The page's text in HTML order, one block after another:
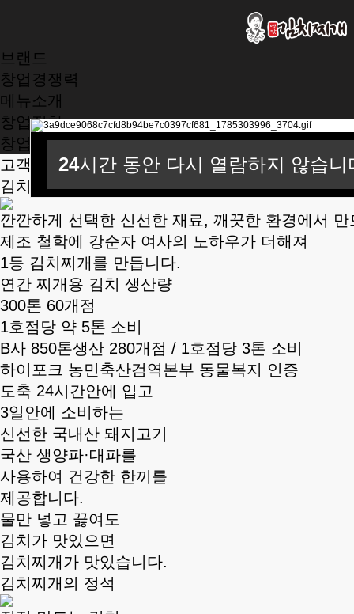
24시간 동안 다시 열람하지 않습니
24시간 동안 다시 열람하지 않습니
24시간 동안 다시 열람하지 않습니
브랜드
창업경쟁력
메뉴소개
창업절차
창업비용
고객이 선택한 No.1
김치찌개 브랜드
깐깐하게 선택한 신선한 재료, 깨끗한 환경에서 만
제조 철학에 강순자 여사의 노하우가 더해져
1등 김치찌개를 만듭니다.
연간 찌개용 김치 생산량
300톤 60개점
1호점당 약 5톤 소비
B사 850톤생산 280개점 / 1호점당 3톤 소비
하이포크 농민축산검역본부 동물복지 인증
도축 24시간안에 입고
3일안에 소비하는
신선한 국내산 돼지고기
국산 생양파·대파를
사용하여 건강한 한끼를
제공합니다.
물만 넣고 끓여도
김치가 맛있으면
김치찌개가 맛있습니다.
김치찌개의 정석